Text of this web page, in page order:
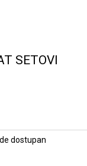
SETOVI
dostupan